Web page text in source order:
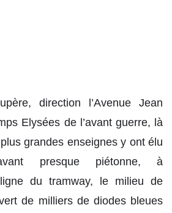
direction l’Avenue Jean
Elysées de l’avant guerre, là
grandes enseignes y ont élu
presque piétonne, à
du tramway, le milieu de
de milliers de diodes bleues